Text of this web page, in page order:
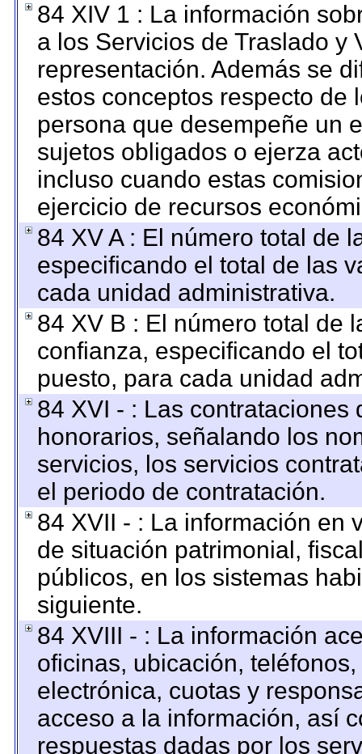
84 XIV 1 : La información
a los Servicios de Traslado y
representación. Además se
estos conceptos respecto de
persona que desempeñe un
sujetos obligados o ejerza
incluso cuando estas
ejercicio de recursos
84 XV A : El número total de
especificando el total de las
cada unidad administrativa.
84 XV B : El número total de
confianza, especificando el
puesto, para cada unidad
84 XVI - : Las
honorarios, señalando los
servicios, los servicios
el periodo de contratación.
84 XVII - : La información en
de situación patrimonial,
públicos, en los sistemas
siguiente.
84 XVIII - : La información
oficinas, ubicación,
electrónica, cuotas y
acceso a la información, así
respuestas dadas por los